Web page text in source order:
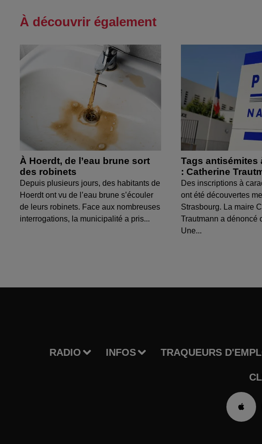
À découvrir également
À Hoerdt, de l’eau brune sort
des robinets
Depuis plusieurs jours, des habitants de
Hoerdt ont vu de l’eau brune s’écouler
de leurs robinets. Face aux nombreuses
interrogations, la municipalité a pris...
Tags antisémites
: Catherine
Des inscriptions à
ont été découvertes
Strasbourg. La maire
Trautmann a dénoncé
Une...
RADIO INFOS TRAQUEURS